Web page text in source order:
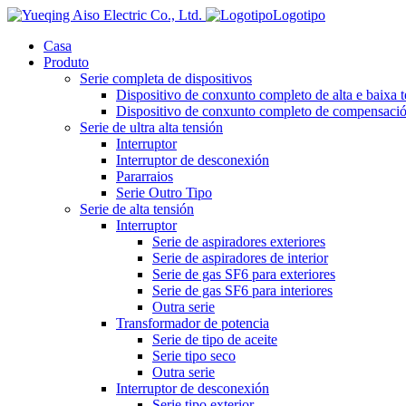
Logotipo
Casa
Produto
Serie completa de dispositivos
Dispositivo de conxunto completo de alta e baixa
Dispositivo de conxunto completo de
Serie de ultra alta tensión
Interruptor
Interruptor de desconexión
Pararraios
Serie Outro Tipo
Serie de alta tensión
Interruptor
Serie de aspiradores exteriores
Serie de aspiradores de interior
Serie de gas SF6 para exteriores
Serie de gas SF6 para interiores
Outra serie
Transformador de potencia
Serie de tipo de aceite
Serie tipo seco
Outra serie
Interruptor de desconexión